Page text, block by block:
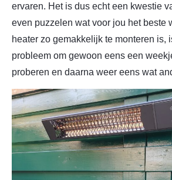
ervaren. Het is dus echt een kwestie
even puzzelen wat voor jou het beste
heater zo gemakkelijk te monteren is,
probleem om gewoon eens een
proberen en daarna weer eens wat